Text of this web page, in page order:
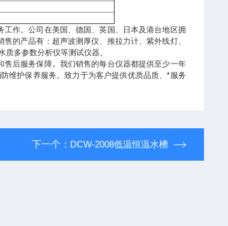
作。公司在美国、德国、英国、日本及港台地区拥
的产品有：超声波测厚仪、推拉力计、紫外线灯、
多参数分析仪等测试仪器。
后服务保障。我们销售的每台仪器都提供至少一年
维护保养服务。致力于为客户提供优质品质、*服务
下一个： DCW-2008低温恒温水槽